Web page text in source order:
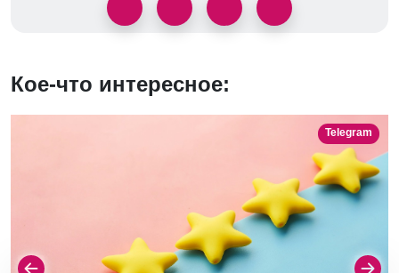
Кое-что интересное:
Telegram